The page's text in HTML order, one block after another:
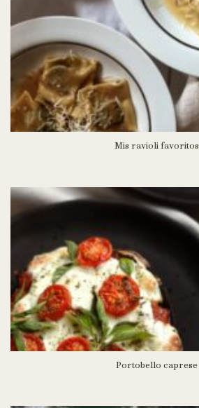
Mis ravioli favoritos
Portobello caprese